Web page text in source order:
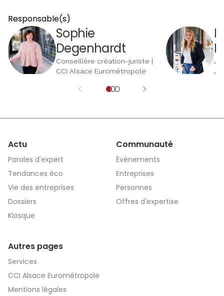
Responsable(s)
Sophie
Degenhardt
Conseillère création-juriste |
CCI Alsace Eurométropole
Actu
Paroles d'expert
Tendances éco
Vie des entreprises
Dossiers
Kiosque
Communauté
Événements
Entreprises
Personnes
Offres d'expertise
Autres pages
Services
CCI Alsace Eurométropole
Mentions légales